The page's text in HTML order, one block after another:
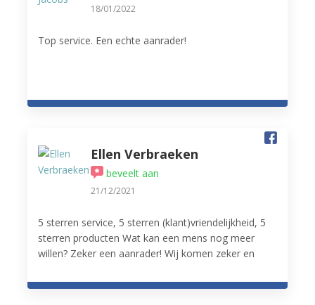
18/01/2022
Top service. Een echte aanrader!
Ellen Verbraeken
beveelt aan
21/12/2021
5 sterren service, 5 sterren (klant)vriendelijkheid, 5
sterren producten Wat kan een mens nog meer
willen? Zeker een aanrader! Wij komen zeker en